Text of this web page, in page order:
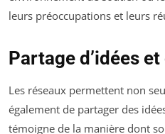
leurs préoccupations et leurs
Partage d’idées
Les réseaux permettent non
également de partager des
témoigne de la manière dont